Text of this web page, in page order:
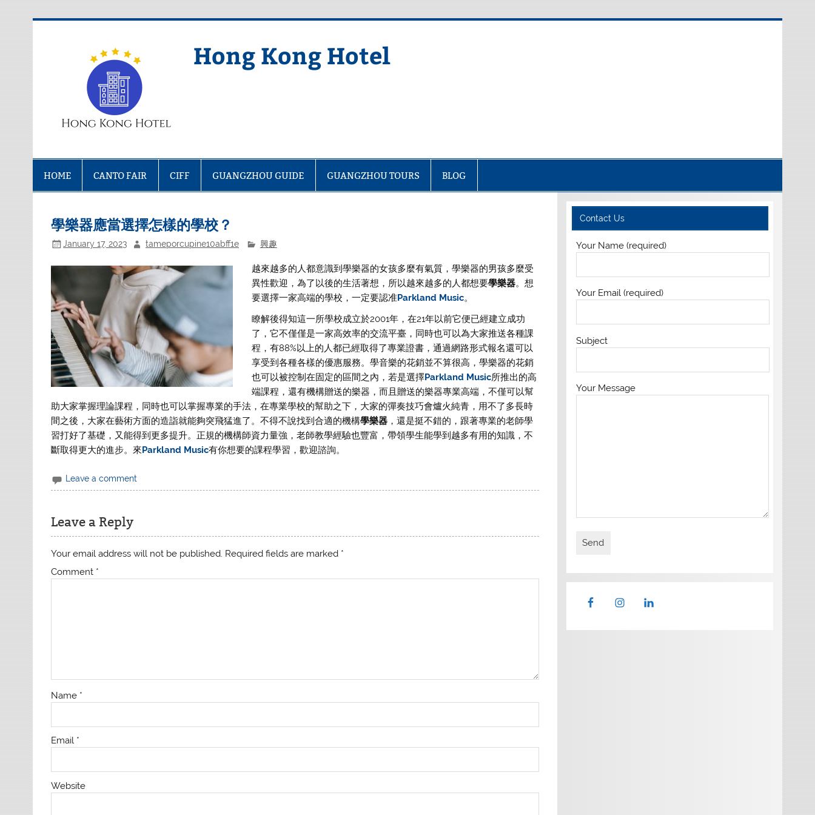
Hong Kong Hotel
HOME CANTO FAIR CIFF GUANGZHOU GUIDE GUANGZHOU TOURS BLOG
學樂器應當選擇怎樣的學校？
January 17, 2023 tameporcupine10abff1e 興趣
越來越多的人都意識到學樂器的女孩多麼有氣質，學樂器的男孩多麼受
異性歡迎，為了以後的生活著想，所以越來越多的人都想要學樂器。想
要選擇一家高端的學校，一定要認准Parkland Music。
瞭解後得知這一所學校成立於2001年，在21年以前它便已經建立成功
了，它不僅僅是一家高效率的交流平臺，同時也可以為大家推送各種課
程，有88%以上的人都已經取得了專業證書，通過網路形式報名還可以
享受到各種各樣的優惠服務。學音樂的花銷並不算很高，學樂器的花銷
也可以被控制在固定的區間之內，若是選擇Parkland Music所推出的高
端課程，還有機構贈送的樂器，而且贈送的樂器專業高端，不僅可以幫
助大家掌握理論課程，同時也可以掌握專業的手法，在專業學校的幫助之下，大家的彈奏技巧會爐火純青，用不了多長時
間之後，大家在藝術方面的造詣就能夠突飛猛進了。不得不說找到合適的機構學樂器 ，還是挺不錯的，跟著專業的老師學
習打好了基礎，又能得到更多提升。正規的機構師資力量強，老師教學經驗也豐富，帶領學生能學到越多有用的知識，不
斷取得更大的進步。來Parkland Music有你想要的課程學習，歡迎諮詢。
Leave a comment
Leave a Reply
Your email address will not be published. Required fields are marked *
Comment *
Name *
Email *
Website
Contact Us
Your Name (required)
Your Email (required)
Subject
Your Message